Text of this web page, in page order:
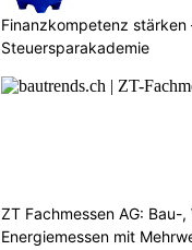
Finanzkompetenz stärken
Steuersparakademie
ZT Fachmessen AG: Bau-,
Energiemessen mit